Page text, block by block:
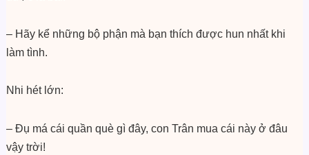
– Hãy kể những bộ phận mà bạn thích được hun nhất khi
làm tình.
Nhi hét lớn:
– Đụ má cái quần què gì đây, con Trân mua cái này ở đâu
vậy trời!